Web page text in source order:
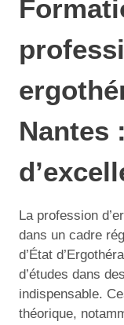
Nantes
La profession
dans un cadre
d’État
d’études dans
indispensable.
théorique,